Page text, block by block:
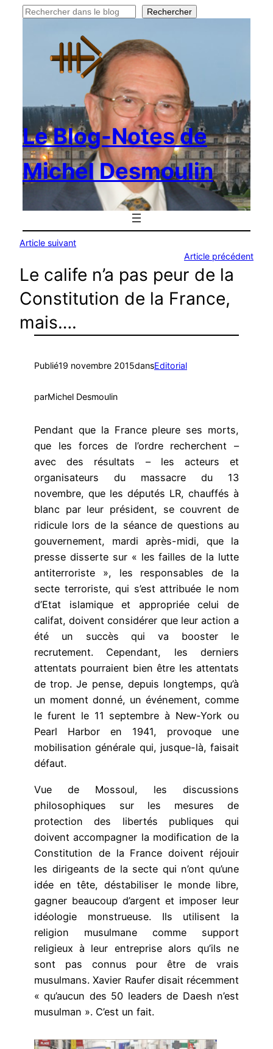
Rechercher Rechercher
Le Blog-Notes de
Michel Desmoulin
Article suivant
Article précédent
Le calife n’a pas peur de la
Constitution de la France,
mais….
Publié19 novembre 2015dansEditorial
parMichel Desmoulin
Pendant que la France pleure ses morts,
que les forces de l’ordre recherchent –
avec des résultats – les acteurs et
organisateurs du massacre du 13
novembre, que les députés LR, chauffés à
blanc par leur président, se couvrent de
ridicule lors de la séance de questions au
gouvernement, mardi après-midi, que la
presse disserte sur « les failles de la lutte
antiterroriste », les responsables de la
secte terroriste, qui s’est attribuée le nom
d’Etat islamique et appropriée celui de
califat, doivent considérer que leur action a
été un succès qui va booster le
recrutement. Cependant, les derniers
attentats pourraient bien être les attentats
de trop. Je pense, depuis longtemps, qu’à
un moment donné, un événement, comme
le furent le 11 septembre à New-York ou
Pearl Harbor en 1941, provoque une
mobilisation générale qui, jusque-là, faisait
défaut.
Vue de Mossoul, les discussions
philosophiques sur les mesures de
protection des libertés publiques qui
doivent accompagner la modification de la
Constitution de la France doivent réjouir
les dirigeants de la secte qui n’ont qu’une
idée en tête, déstabiliser le monde libre,
gagner beaucoup d’argent et imposer leur
idéologie monstrueuse. Ils utilisent la
religion musulmane comme support
religieux à leur entreprise alors qu’ils ne
sont pas connus pour être de vrais
musulmans. Xavier Raufer disait récemment
« qu’aucun des 50 leaders de Daesh n’est
musulman ». C’est un fait.